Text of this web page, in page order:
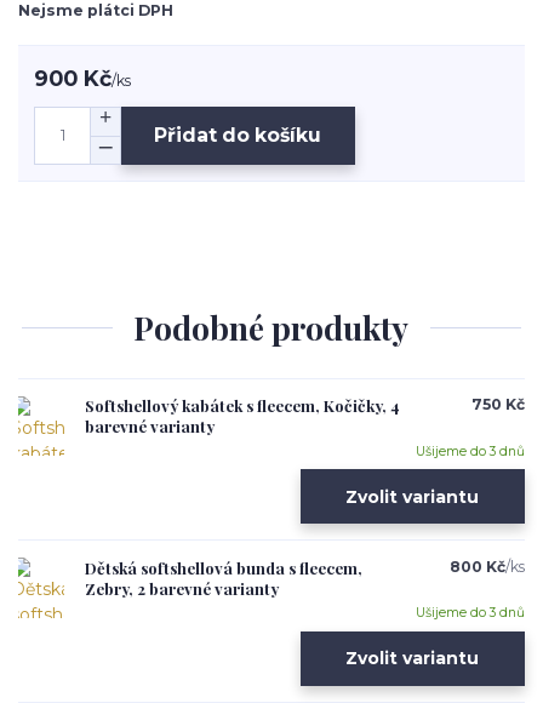
Nejsme plátci DPH
900 Kč/ks
Přidat do košíku
Podobné produkty
Softshellový kabátek s fleecem, Kočičky, 4
barevné varianty
750 Kč
Ušijeme do 3 dnů
Zvolit variantu
Dětská softshellová bunda s fleecem,
Zebry, 2 barevné varianty
800 Kč/ks
Ušijeme do 3 dnů
Zvolit variantu